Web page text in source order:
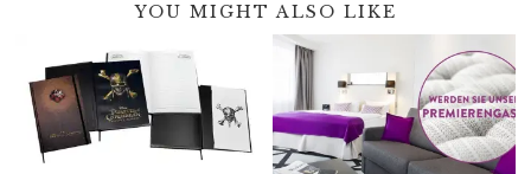
YOU MIGHT ALSO LIKE